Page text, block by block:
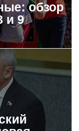
обзор
и 9